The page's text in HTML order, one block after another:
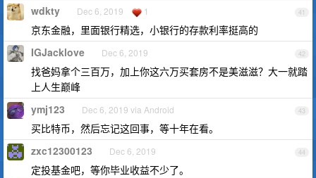
41
wdkty Dec 6, 2019 1
京东金融，里面银行精选，小银行的存款利率挺高的
42
IGJacklove Dec 6, 2019
找爸妈拿个三百万，加上你这六万买套房不是美滋滋？大一就踏
上人生巅峰
43
ymj123 Dec 6, 2019 via Android
买比特币，然后忘记这回事，等十年在看。
44
zxc12300123 Dec 6, 2019
定投基金吧，等你毕业收益不少了。